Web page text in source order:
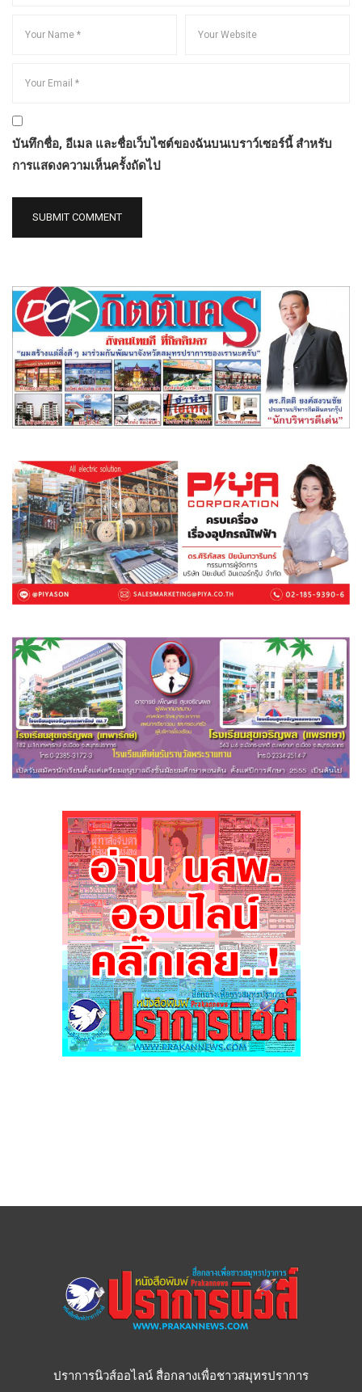
บันทึกชื่อ, อีเมล และชื่อเว็บไซต์ของฉันบนเบราว์เซอร์นี้ สำหรับ
การแสดงความเห็นครั้งถัดไป
ปราการนิวส์ออไลน์ สื่อกลางเพื่อชาวสมุทรปราการ